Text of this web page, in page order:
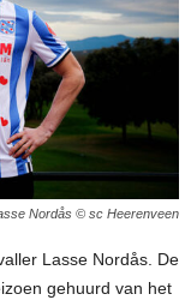
Nordås © sc Heerenveen
Lasse Nordås. De
gehuurd van het